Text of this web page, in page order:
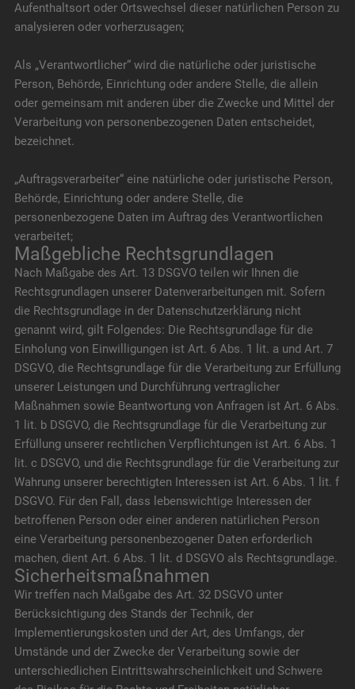
Aufenthaltsort oder Ortswechsel dieser natürlichen Person zu
analysieren oder vorherzusagen;
Als „Verantwortlicher“ wird die natürliche oder juristische
Person, Behörde, Einrichtung oder andere Stelle, die allein
oder gemeinsam mit anderen über die Zwecke und Mittel der
Verarbeitung von personenbezogenen Daten entscheidet,
bezeichnet.
„Auftragsverarbeiter“ eine natürliche oder juristische Person,
Behörde, Einrichtung oder andere Stelle, die
personenbezogene Daten im Auftrag des Verantwortlichen
verarbeitet;
Maßgebliche Rechtsgrundlagen
Nach Maßgabe des Art. 13 DSGVO teilen wir Ihnen die
Rechtsgrundlagen unserer Datenverarbeitungen mit. Sofern
die Rechtsgrundlage in der Datenschutzerklärung nicht
genannt wird, gilt Folgendes: Die Rechtsgrundlage für die
Einholung von Einwilligungen ist Art. 6 Abs. 1 lit. a und Art. 7
DSGVO, die Rechtsgrundlage für die Verarbeitung zur Erfüllung
unserer Leistungen und Durchführung vertraglicher
Maßnahmen sowie Beantwortung von Anfragen ist Art. 6 Abs.
1 lit. b DSGVO, die Rechtsgrundlage für die Verarbeitung zur
Erfüllung unserer rechtlichen Verpflichtungen ist Art. 6 Abs. 1
lit. c DSGVO, und die Rechtsgrundlage für die Verarbeitung zur
Wahrung unserer berechtigten Interessen ist Art. 6 Abs. 1 lit. f
DSGVO. Für den Fall, dass lebenswichtige Interessen der
betroffenen Person oder einer anderen natürlichen Person
eine Verarbeitung personenbezogener Daten erforderlich
machen, dient Art. 6 Abs. 1 lit. d DSGVO als Rechtsgrundlage.
Sicherheitsmaßnahmen
Wir treffen nach Maßgabe des Art. 32 DSGVO unter
Berücksichtigung des Stands der Technik, der
Implementierungskosten und der Art, des Umfangs, der
Umstände und der Zwecke der Verarbeitung sowie der
unterschiedlichen Eintrittswahrscheinlichkeit und Schwere